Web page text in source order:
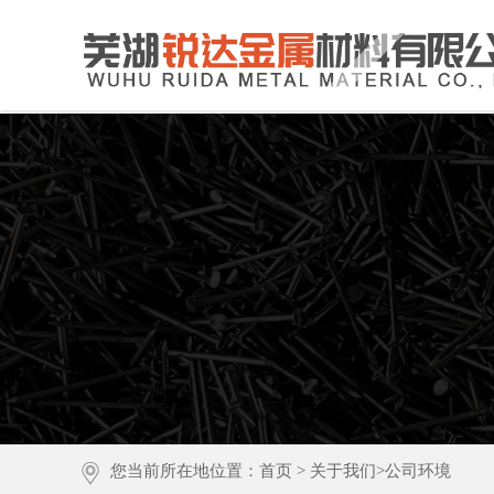
您当前所在地位置： 首页 > 关于我们>公司环境